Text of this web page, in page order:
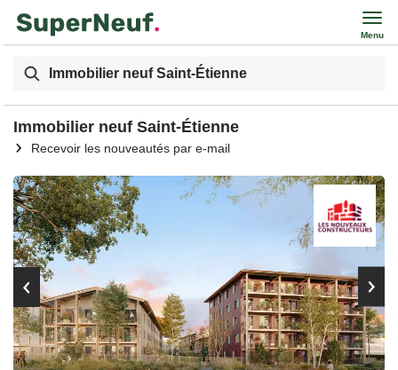
Menu
Immobilier neuf Saint-Étienne
Immobilier neuf Saint-Étienne
Recevoir les nouveautés par e-mail